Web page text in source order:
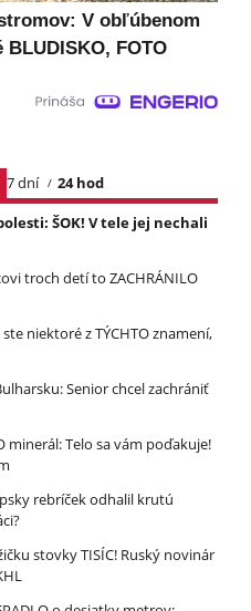
V obľúbenom
FOTO
7 dní
24 hod
ŠOK! V tele jej nechali
troch detí to ZACHRÁNILO
niektoré z TÝCHTO znamení,
Senior chcel zachrániť
minerál: Telo sa vám poďakuje!
rebríček odhalil krutú
stovky TISÍC! Ruský novinár